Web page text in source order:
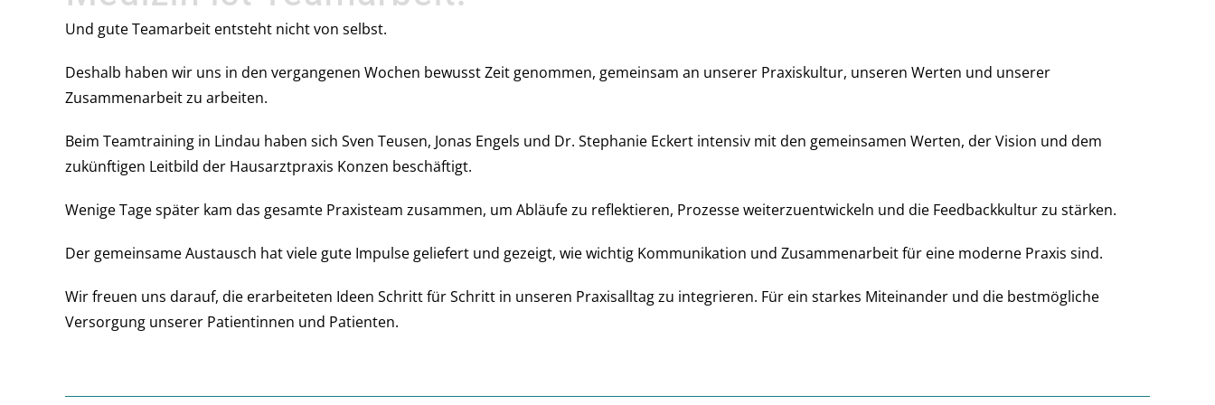
Und gute Teamarbeit entsteht nicht von selbst.
Deshalb haben wir uns in den vergangenen Wochen bewusst Zeit genommen, gemeinsam an unserer Praxiskultur, unseren Werten und unserer
Zusammenarbeit zu arbeiten.
Beim Teamtraining in Lindau haben sich Sven Teusen, Jonas Engels und Dr. Stephanie Eckert intensiv mit den gemeinsamen Werten, der Vision und dem
zukünftigen Leitbild der Hausarztpraxis Konzen beschäftigt.
Wenige Tage später kam das gesamte Praxisteam zusammen, um Abläufe zu reflektieren, Prozesse weiterzuentwickeln und die Feedbackkultur zu stärken.
Der gemeinsame Austausch hat viele gute Impulse geliefert und gezeigt, wie wichtig Kommunikation und Zusammenarbeit für eine moderne Praxis sind.
Wir freuen uns darauf, die erarbeiteten Ideen Schritt für Schritt in unseren Praxisalltag zu integrieren. Für ein starkes Miteinander und die bestmögliche
Versorgung unserer Patientinnen und Patienten.